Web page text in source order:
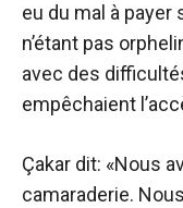
eu du mal à payer
n’étant pas
avec des
empêchaient
Çakar dit: «Nous
camaraderie.